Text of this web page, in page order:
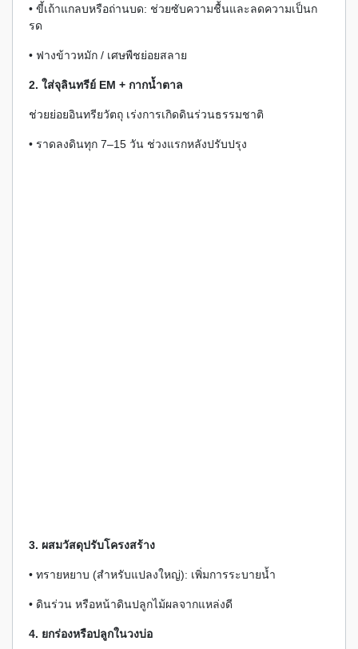
• ขี้เถ้าแกลบหรือถ่านบด: ช่วยซับความชื้นและลดความเป็นก
รด
• ฟางข้าวหมัก / เศษพืชย่อยสลาย
2. ใส่จุลินทรีย์ EM + กากน้ำตาล
ช่วยย่อยอินทรียวัตถุ เร่งการเกิดดินร่วนธรรมชาติ
• ราดลงดินทุก 7–15 วัน ช่วงแรกหลังปรับปรุง
3. ผสมวัสดุปรับโครงสร้าง
• ทรายหยาบ (สำหรับแปลงใหญ่): เพิ่มการระบายน้ำ
• ดินร่วน หรือหน้าดินปลูกไม้ผลจากแหล่งดี
4. ยกร่องหรือปลูกในวงบ่อ